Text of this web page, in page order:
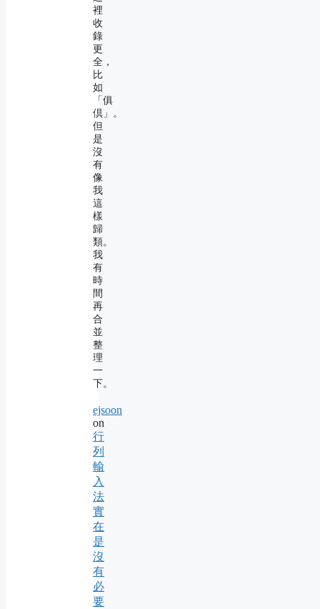
裡
收
錄
更
全，
比
如
「俱
倶」。
但
是
沒
有
像
我
這
樣
歸
類。
我
有
時
間
再
合
並
整
理
一
下。
ejsoon
on
行
列
輸
入
法
實
在
是
沒
有
必
要